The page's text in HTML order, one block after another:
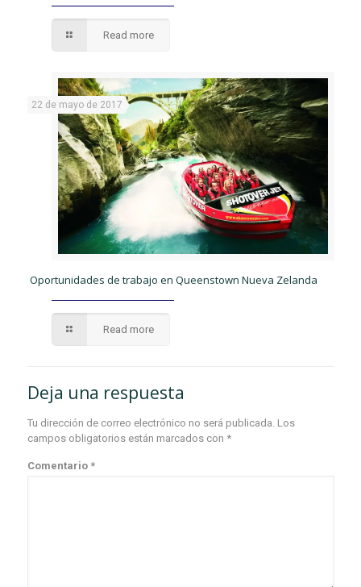
Read more
22 de mayo de 2017
Oportunidades de trabajo en Queenstown Nueva Zelanda
Read more
Deja una respuesta
Tu dirección de correo electrónico no será publicada. Los
campos obligatorios están marcados con *
Comentario *